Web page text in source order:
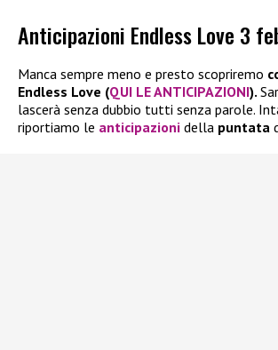
Anticipazioni Endless Love 3
Manca sempre meno e presto scopriremo
Endless Love (QUI LE ANTICIPAZIONI).
lascerà senza dubbio tutti senza parole.
riportiamo le anticipazioni della puntata